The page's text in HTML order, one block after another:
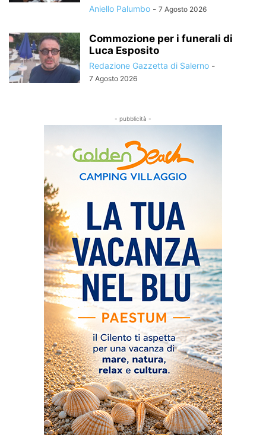
Aniello Palumbo - 7 Agosto 2026
Commozione per i funerali di
Luca Esposito
Redazione Gazzetta di Salerno -
7 Agosto 2026
- pubblicità -